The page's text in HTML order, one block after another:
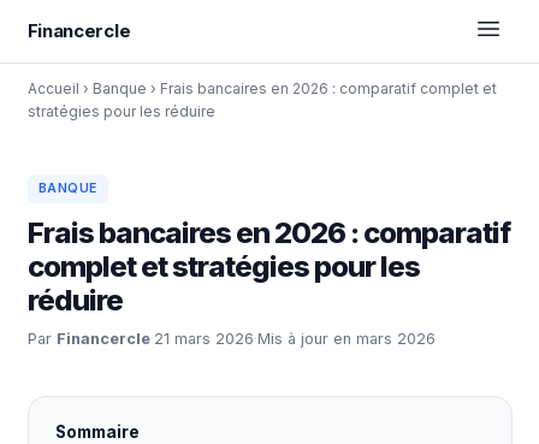
Financercle
Accueil › Banque › Frais bancaires en 2026 : comparatif complet et
stratégies pour les réduire
BANQUE
Frais bancaires en 2026 : comparatif
complet et stratégies pour les
réduire
Par Financercle·21 mars 2026·Mis à jour en mars 2026
Sommaire